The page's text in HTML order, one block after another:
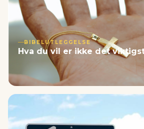
BIBELUTLEGGELSE
Hva du vil er ikke det